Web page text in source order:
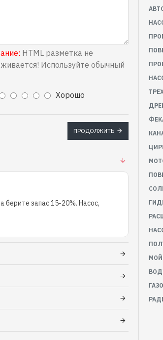
HTML разметка не
Используйте обычный
Хорошо
ПРОДОЛЖИТЬ
берите запас 15-20%. Насос,